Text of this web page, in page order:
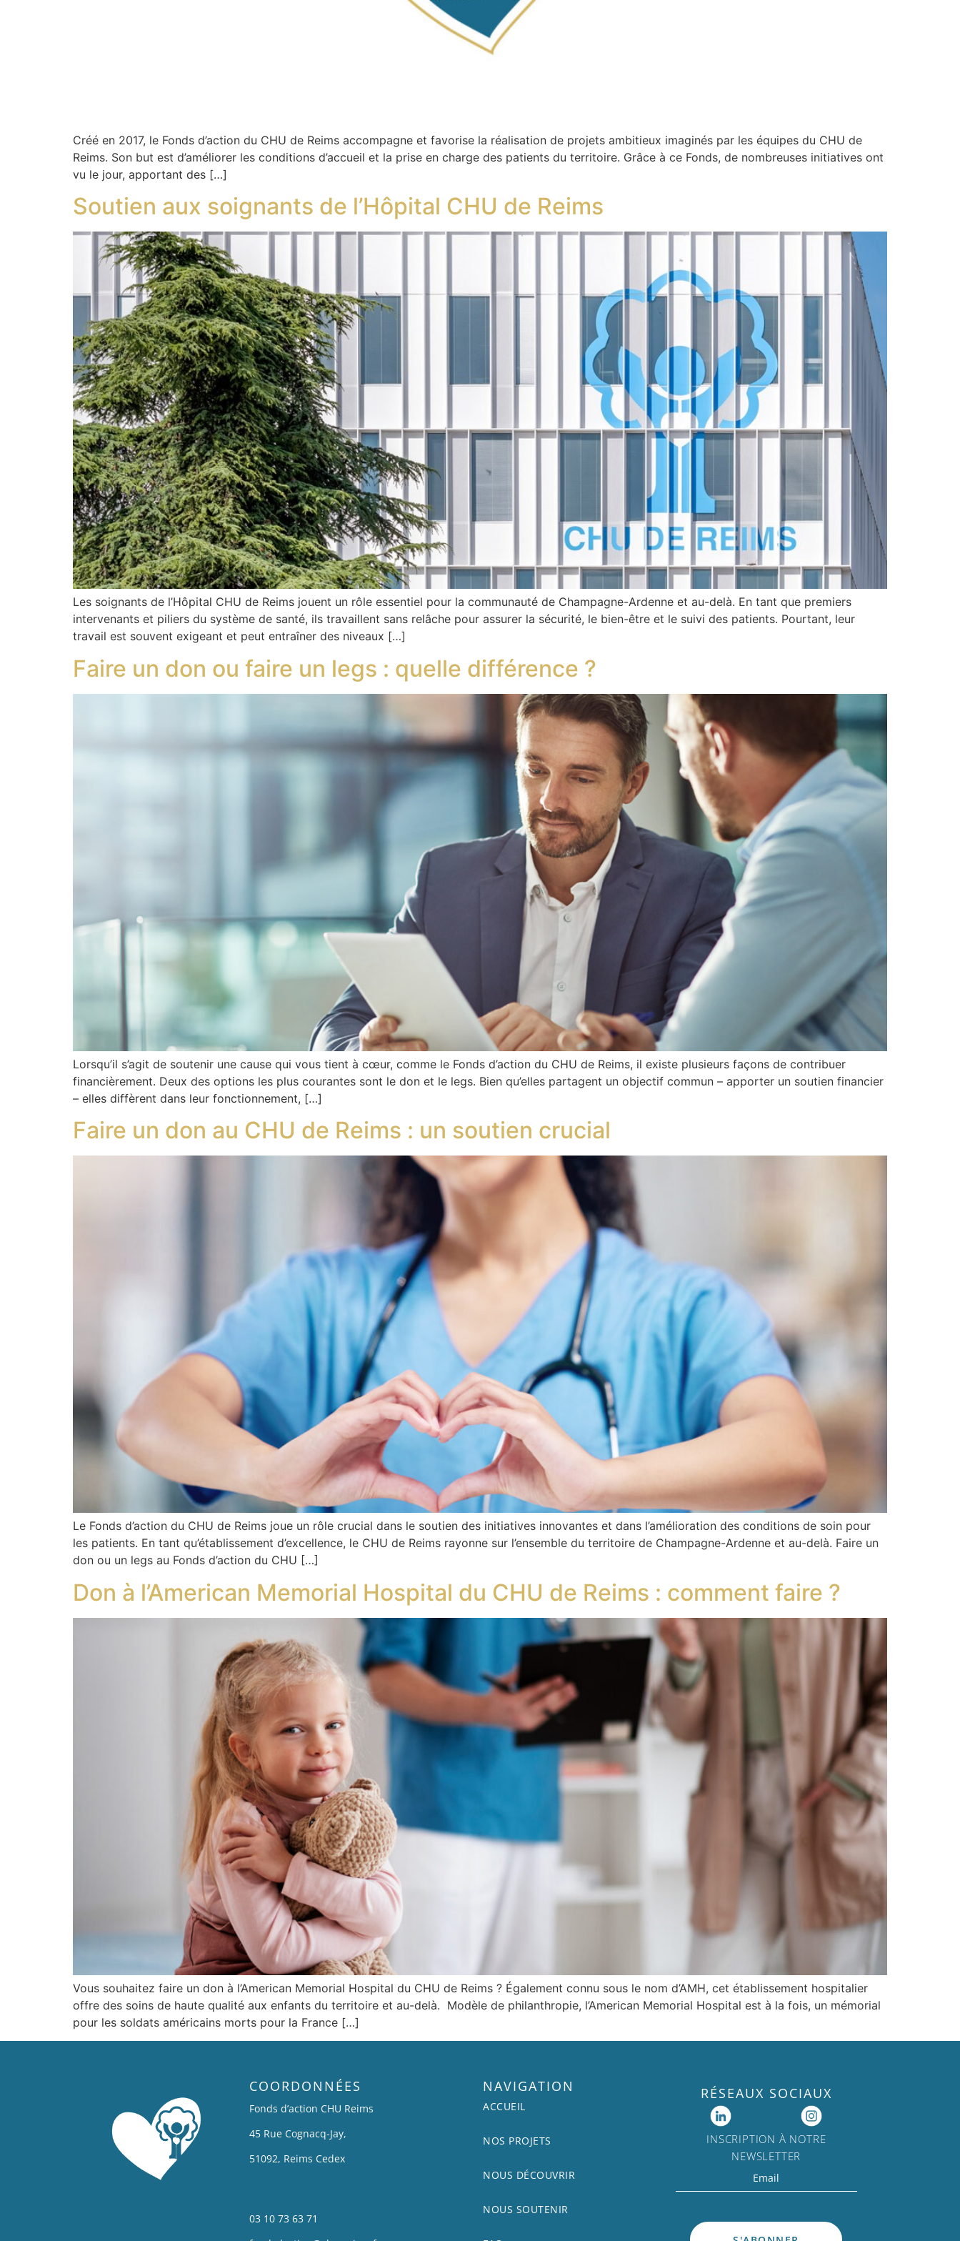
Créé en 2017, le Fonds d’action du CHU de Reims accompagne et favorise la réalisation de projets ambitieux imaginés par les équipes du CHU de
Reims. Son but est d’améliorer les conditions d’accueil et la prise en charge des patients du territoire. Grâce à ce Fonds, de nombreuses initiatives ont
vu le jour, apportant des […]
Soutien aux soignants de l’Hôpital CHU de Reims
Les soignants de l’Hôpital CHU de Reims jouent un rôle essentiel pour la communauté de Champagne-Ardenne et au-delà. En tant que premiers
intervenants et piliers du système de santé, ils travaillent sans relâche pour assurer la sécurité, le bien-être et le suivi des patients. Pourtant, leur
travail est souvent exigeant et peut entraîner des niveaux […]
Faire un don ou faire un legs : quelle différence ?
Lorsqu’il s’agit de soutenir une cause qui vous tient à cœur, comme le Fonds d’action du CHU de Reims, il existe plusieurs façons de contribuer
financièrement. Deux des options les plus courantes sont le don et le legs. Bien qu’elles partagent un objectif commun – apporter un soutien financier
– elles diffèrent dans leur fonctionnement, […]
Faire un don au CHU de Reims : un soutien crucial
Le Fonds d’action du CHU de Reims joue un rôle crucial dans le soutien des initiatives innovantes et dans l’amélioration des conditions de soin pour
les patients. En tant qu’établissement d’excellence, le CHU de Reims rayonne sur l’ensemble du territoire de Champagne-Ardenne et au-delà. Faire un
don ou un legs au Fonds d’action du CHU […]
Don à l’American Memorial Hospital du CHU de Reims : comment faire ?
Vous souhaitez faire un don à l’American Memorial Hospital du CHU de Reims ? Également connu sous le nom d’AMH, cet établissement hospitalier
offre des soins de haute qualité aux enfants du territoire et au-delà. Modèle de philanthropie, l’American Memorial Hospital est à la fois, un mémorial
pour les soldats américains morts pour la France […]
COORDONNÉES
Fonds d’action CHU Reims
45 Rue Cognacq-Jay,
51092, Reims Cedex
03 10 73 63 71
NAVIGATION
ACCUEIL
NOS PROJETS
NOUS DÉCOUVRIR
NOUS SOUTENIR
RÉSEAUX SOCIAUX
INSCRIPTION À NOTRE
NEWSLETTER